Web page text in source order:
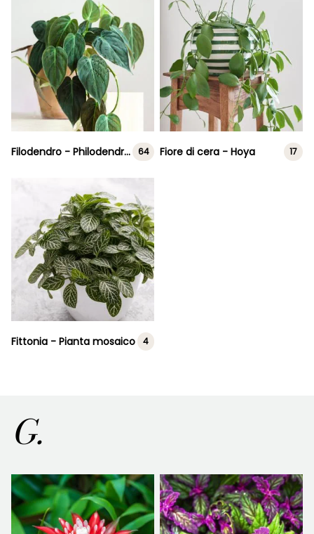
Filodendro - Philodendron 64 Fiore di cera - Hoya 17
Fittonia - Pianta mosaico 4
G.